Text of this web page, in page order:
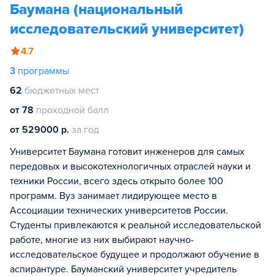
Баумана (национальный
исследовательский университет)
4.7
3 программы
62 бюджетных мест
от 78 проходной балл
от 529000 р. за год
Университет Баумана готовит инженеров для самых
передовых и высокотехнологичных отраслей науки и
техники России, всего здесь открыто более 100
программ. Вуз занимает лидирующее место в
Ассоциации технических университетов России.
Студенты привлекаются к реальной исследовательской
работе, многие из них выбирают научно-
исследовательское будущее и продолжают обучение в
аспирантуре. Бауманский университет учредитель